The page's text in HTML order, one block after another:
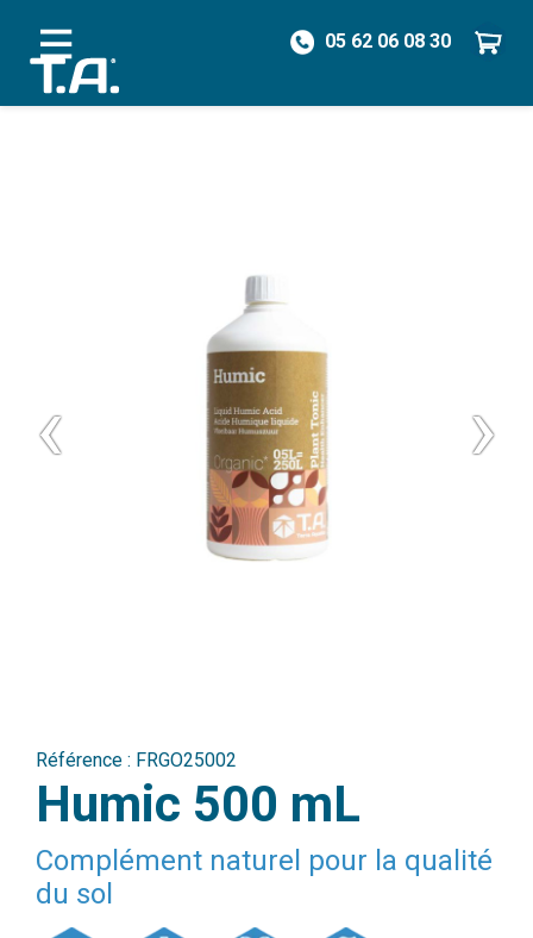
05 62 06 08 30
/ Biostimulants
‹ ›
Référence : FRGO25002
Humic 500 mL
Complément naturel pour la qualité
du sol